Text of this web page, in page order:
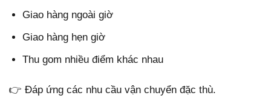
Giao hàng ngoài giờ
Giao hàng hẹn giờ
Thu gom nhiều điểm khác nhau
👉 Đáp ứng các nhu cầu vận chuyển đặc thù.